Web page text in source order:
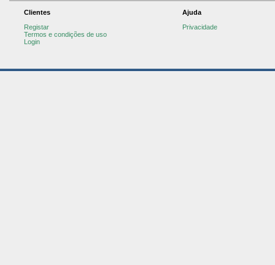
Clientes
Registar
Termos e condições de uso
Login
Ajuda
Privacidade